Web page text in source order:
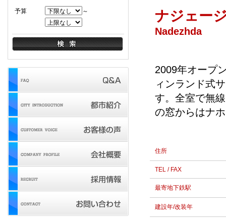
ナジェー
Nadezhda
2009年オープ
ィンランド式
す。全室で無
の窓からはナ
住所
TEL / FAX
最寄地下鉄駅
建設年/改装年
予算 ～